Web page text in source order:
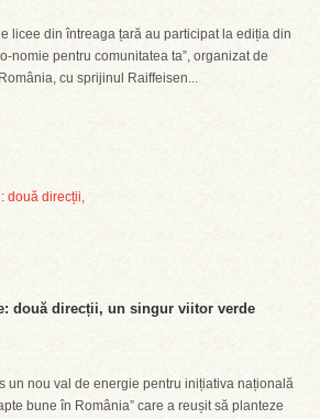
licee din întreaga țară au participat la ediția din
nomie pentru comunitatea ta”, organizat de
cu sprijinul Raiffeisen...
două direcții, un singur viitor verde
un nou val de energie pentru inițiativa națională
bune în România” care a reușit să planteze